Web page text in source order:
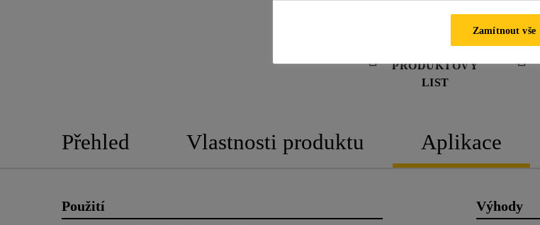
PRODUKTOVÝ
LIST
Přehled Vlastnosti produktu Aplikace
Použití Výhody
Zamítnout vše